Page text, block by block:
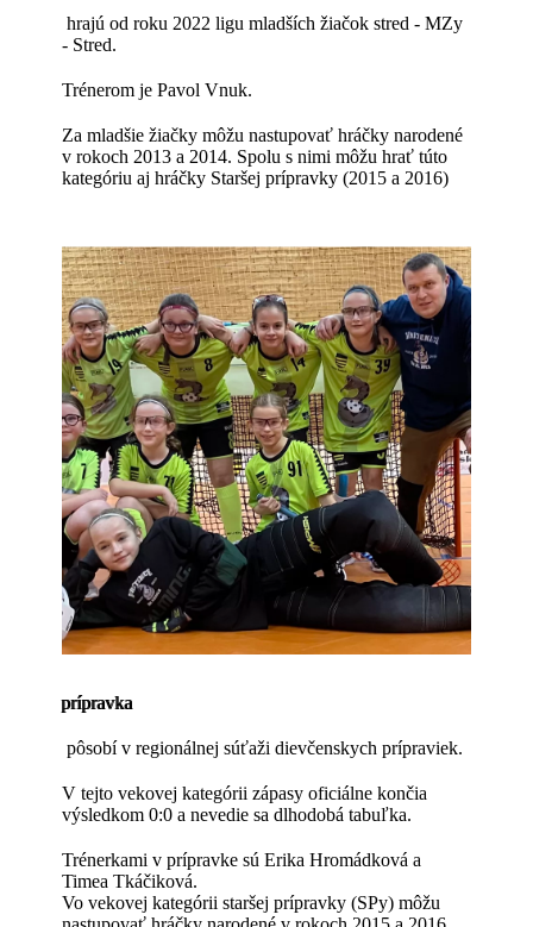
hrajú od roku 2022 ligu mladších žiačok stred - MZy
- Stred.
Trénerom je Pavol Vnuk.
Za mladšie žiačky môžu nastupovať hráčky narodené
v rokoch 2013 a 2014. Spolu s nimi môžu hrať túto
kategóriu aj hráčky Staršej prípravky (2015 a 2016)
prípravka
pôsobí v regionálnej súťaži dievčenskych prípraviek.
V tejto vekovej kategórii zápasy oficiálne končia
výsledkom 0:0 a nevedie sa dlhodobá tabuľka.
Trénerkami v prípravke sú Erika Hromádková a
Timea Tkáčiková.
Vo vekovej kategórii staršej prípravky (SPy) môžu